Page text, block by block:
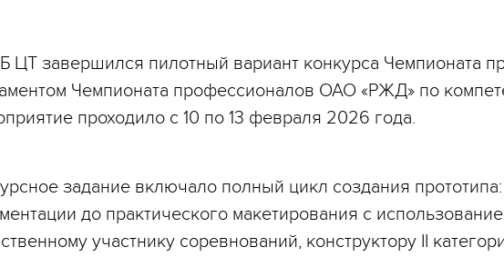
ЦТ завершился пилотный вариант конкурса Чемпионата
Чемпионата профессионалов ОАО «РЖД» по
проходило с 10 по 13 февраля 2026 года.
задание включало полный цикл создания прототипа:
до практического макетирования с
участнику соревнований, конструктору II